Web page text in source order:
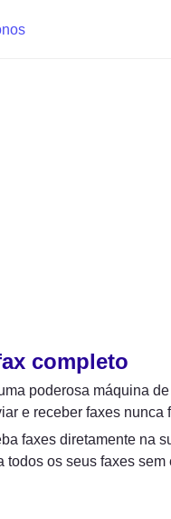
completo
poderosa máquina
e receber faxes nunca
faxes diretamente na
os seus faxes sem